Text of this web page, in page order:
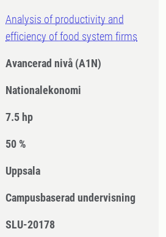
Analysis of productivity and
efficiency of food system firms
Avancerad nivå (A1N)
Nationalekonomi
7.5 hp
50 %
Uppsala
Campusbaserad undervisning
SLU-20178